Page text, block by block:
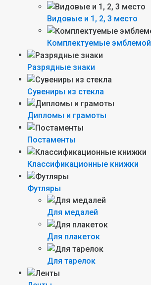
Видовые и 1, 2, 3 место
Комплектуемые эмблемой
Разрядные знаки
Сувениры из стекла
Дипломы и грамоты
Постаменты
Классификационные книжки
Футляры
Для медалей
Для плакеток
Для тарелок